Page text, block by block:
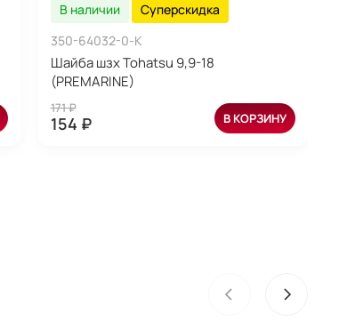
В наличии
Суперскидка
350-64032-0-K
Шайба шзх Tohatsu 9,9-18
(PREMARINE)
171 ₽
154 ₽ В КОРЗИНУ